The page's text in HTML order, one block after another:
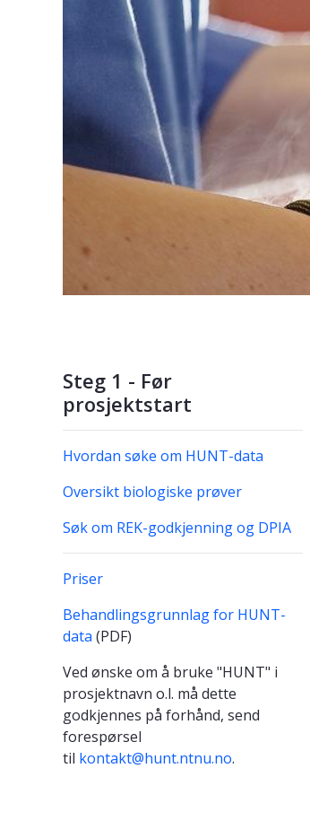
Steg 1 - Før
prosjektstart
Hvordan søke om HUNT-data
Oversikt biologiske prøver
Søk om REK-godkjenning og DPIA
Priser
Behandlingsgrunnlag for HUNT-
data (PDF)
Ved ønske om å bruke "HUNT" i
prosjektnavn o.l. må dette
godkjennes på forhånd, send
forespørsel
til kontakt@hunt.ntnu.no.